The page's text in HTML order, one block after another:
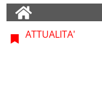
ATTUALITA'